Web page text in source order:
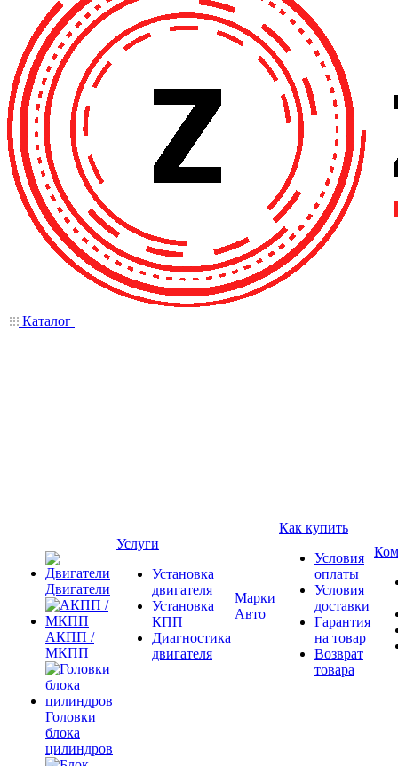
Каталог
Двигатели
АКПП /
МКПП
Головки
блока
цилиндров
Услуги
Установка
двигателя
Установка
КПП
Диагностика
двигателя
Марки
Авто
Как купить
Условия
оплаты
Условия
доставки
Гарантия
на товар
Возврат
товара